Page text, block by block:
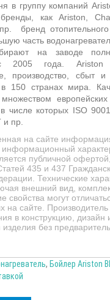
в группу компаний
бренды, какAriston,
бренд
часть
на заводе
с 2005 года. Ariston
производство, сбыт
150 странах мира.
числе которых ISO
и пр.
на сайте
информационный
публичной
435 и 437
Технические
внешний вид,
свойства могут
на сайте.
в конструкцию, дизайн
изделия без
, Бойлер Ariston